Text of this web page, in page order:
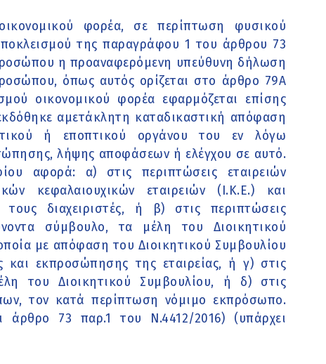
φορέα, σε περίπτωση φυσικού
της παραγράφου 1 του άρθρου 73
η προαναφερόμενη υπεύθυνη δήλωση
όπως αυτός ορίζεται στο άρθρο 79Α
οικονομικού φορέα εφαρμόζεται επίσης
αμετάκλητη καταδικαστική απόφαση
ή εποπτικού οργάνου του εν λόγω
λήψης αποφάσεων ή ελέγχου σε αυτό.
αφορά: α) στις περιπτώσεις εταιρειών
κεφαλαιουχικών εταιρειών (Ι.Κ.Ε.) και
διαχειριστές, ή β) στις περιπτώσεις
σύμβουλο, τα μέλη του Διοικητικού
με απόφαση του Διοικητικού Συμβουλίου
και εκπροσώπησης της εταιρείας, ή γ) στις
του Διοικητικού Συμβουλίου, ή δ) στις
τον κατά περίπτωση νόμιμο εκπρόσωπο.
73 παρ.1 του Ν.4412/2016) (υπάρχει